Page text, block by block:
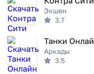
Экшен
3.7
Аркады
3.5